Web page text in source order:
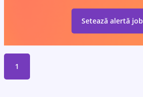
Setează alertă job
1